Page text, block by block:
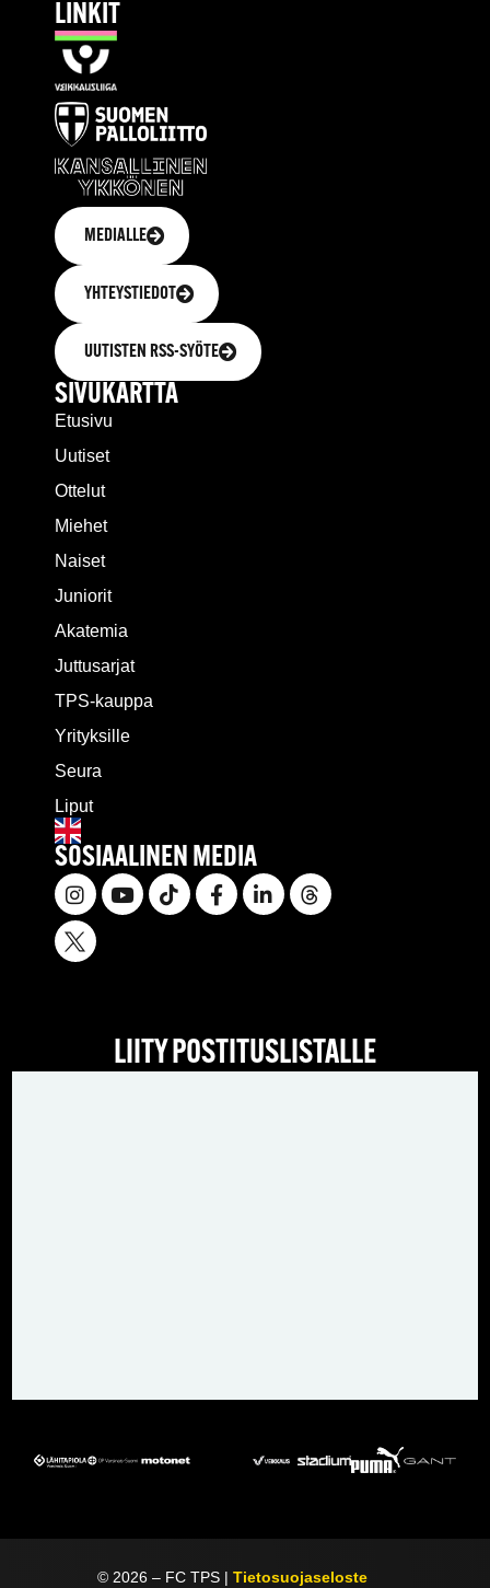
LINKIT
MEDIALLE
YHTEYSTIEDOT
UUTISTEN RSS-SYÖTE
SIVUKARTTA
Etusivu
Uutiset
Ottelut
Miehet
Naiset
Juniorit
Akatemia
Juttusarjat
TPS-kauppa
Yrityksille
Seura
Liput
SOSIAALINEN MEDIA
LIITY POSTITUSLISTALLE
© 2026 – FC TPS |Tietosuojaseloste